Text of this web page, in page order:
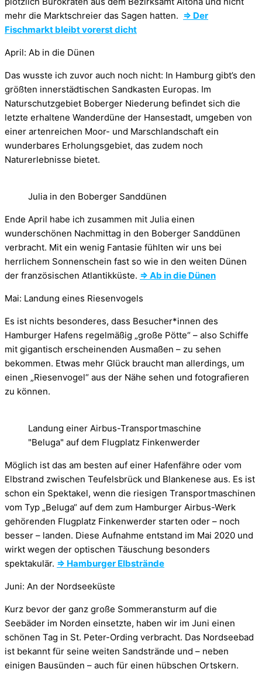
mehr die Marktschreier das Sagen hatten. ⇒ Der
Fischmarkt bleibt vorerst dicht
April: Ab in die Dünen
Das wusste ich zuvor auch noch nicht: In Hamburg gibt’s den
größten innerstädtischen Sandkasten Europas. Im
Naturschutzgebiet Boberger Niederung befindet sich die
letzte erhaltene Wanderdüne der Hansestadt, umgeben von
einer artenreichen Moor- und Marschlandschaft ein
wunderbares Erholungsgebiet, das zudem noch
Naturerlebnisse bietet.
Julia in den Boberger Sanddünen
Ende April habe ich zusammen mit Julia einen
wunderschönen Nachmittag in den Boberger Sanddünen
verbracht. Mit ein wenig Fantasie fühlten wir uns bei
herrlichem Sonnenschein fast so wie in den weiten Dünen
der französischen Atlantikküste. ⇒ Ab in die Dünen
Mai: Landung eines Riesenvogels
Es ist nichts besonderes, dass Besucher*innen des
Hamburger Hafens regelmäßig „große Pötte“ – also Schiffe
mit gigantisch erscheinenden Ausmaßen – zu sehen
bekommen. Etwas mehr Glück braucht man allerdings, um
einen „Riesenvogel“ aus der Nähe sehen und fotografieren
zu können.
Landung einer Airbus-Transportmaschine
"Beluga" auf dem Flugplatz Finkenwerder
Möglich ist das am besten auf einer Hafenfähre oder vom
Elbstrand zwischen Teufelsbrück und Blankenese aus. Es ist
schon ein Spektakel, wenn die riesigen Transportmaschinen
vom Typ „Beluga“ auf dem zum Hamburger Airbus-Werk
gehörenden Flugplatz Finkenwerder starten oder – noch
besser – landen. Diese Aufnahme entstand im Mai 2020 und
wirkt wegen der optischen Täuschung besonders
spektakulär. ⇒ Hamburger Elbstrände
Juni: An der Nordseeküste
Kurz bevor der ganz große Sommeransturm auf die
Seebäder im Norden einsetzte, haben wir im Juni einen
schönen Tag in St. Peter-Ording verbracht. Das Nordseebad
ist bekannt für seine weiten Sandstrände und – neben
einigen Bausünden – auch für einen hübschen Ortskern.